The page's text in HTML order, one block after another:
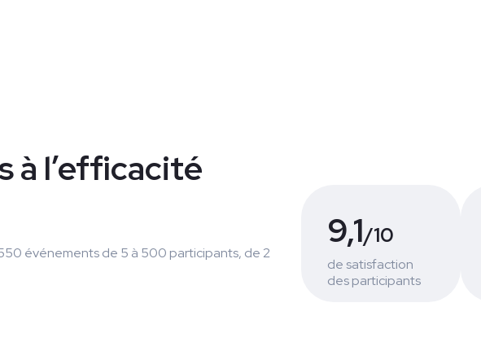
à l’efficacité
événements de 5 à 500 participants, de 2
9,1/10
de satisfaction
des participants